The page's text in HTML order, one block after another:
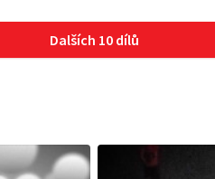
Dalších 10 dílů